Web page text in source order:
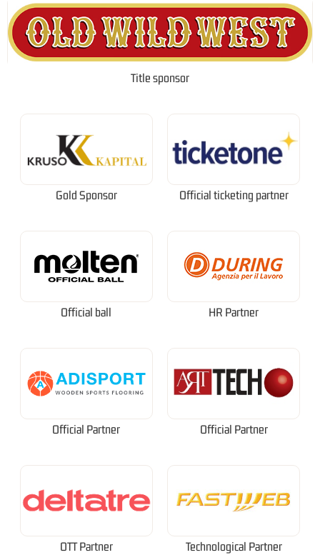
Title sponsor
Gold Sponsor Official ticketing partner
Official ball HR Partner
Official Partner Official Partner
OTT Partner Technological Partner